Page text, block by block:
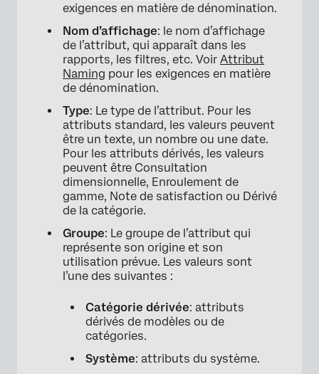
×
exigences en matière de dénomination.
Nom d’affichage: le nom d’affichage
de l’attribut, qui apparaît dans les
rapports, les filtres, etc. Voir Attribut
Naming pour les exigences en matière
de dénomination.
Type: Le type de l’attribut. Pour les
attributs standard, les valeurs peuvent
être un texte, un nombre ou une date.
Pour les attributs dérivés, les valeurs
peuvent être Consultation
dimensionnelle, Enroulement de
gamme, Note de satisfaction ou Dérivé
de la catégorie.
Groupe: Le groupe de l’attribut qui
représente son origine et son
utilisation prévue. Les valeurs sont
l’une des suivantes :
Catégorie dérivée: attributs
dérivés de modèles ou de
catégories.
Système: attributs du système.